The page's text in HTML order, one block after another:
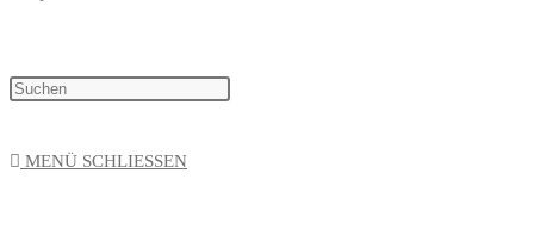
MENÜ SCHLIESSEN